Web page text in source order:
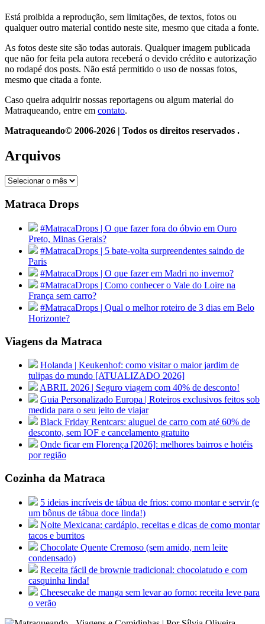
Está proibida a reprodução, sem limitações, de textos, fotos ou
qualquer outro material contido neste site, mesmo que citada a fonte.
As fotos deste site são todas autorais. Qualquer imagem publicada
que não for feita pela autora receberá o devido crédito e autorização
no rodapé dos posts. Não está permitido o uso de nossas fotos,
mesmo que citada a fonte.
Caso queira adquirir nossas reportagens ou algum material do
Matraqueando, entre em contato.
Matraqueando© 2006-2026 | Todos os direitos reservados .
Arquivos
Arquivos
Matraca Drops
#MatracaDrops | O que fazer fora do óbvio em Ouro
Preto, Minas Gerais?
#MatracaDrops | 5 bate-volta surpreendentes saindo de
Paris
#MatracaDrops | O que fazer em Madri no inverno?
#MatracaDrops | Como conhecer o Vale do Loire na
França sem carro?
#MatracaDrops | Qual o melhor roteiro de 3 dias em Belo
Horizonte?
Viagens da Matraca
Holanda | Keukenhof: como visitar o maior jardim de
tulipas do mundo [ATUALIZADO 2026]
ABRIL 2026 | Seguro viagem com 40% de desconto!
Guia Personalizado Europa | Roteiros exclusivos feitos sob
medida para o seu jeito de viajar
Black Friday Rentcars: aluguel de carro com até 60% de
desconto, sem IOF e cancelamento gratuito
Onde ficar em Florença [2026]: melhores bairros e hotéis
por região
Cozinha da Matraca
5 ideias incríveis de tábua de frios: como montar e servir (e
um bônus de tábua doce linda!)
Noite Mexicana: cardápio, receitas e dicas de como montar
tacos e burritos
Chocolate Quente Cremoso (sem amido, nem leite
condensado)
Receita fácil de brownie tradicional: chocolatudo e com
casquinha linda!
Cheesecake de manga sem levar ao forno: receita leve para
o verão